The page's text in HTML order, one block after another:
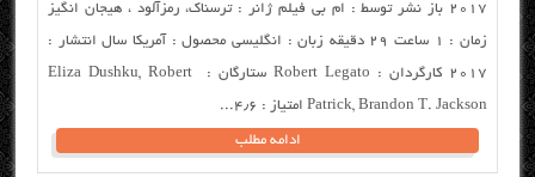
2017 باز نشر توسط : ام بی فیلم ژانر : ترسناک، رمزآلود ، هیجان انگیز
زمان : ۱ ساعت ۲۹ دقیقه زبان : انگلیسی محصول : آمریکا سال انتشار :
۲۰۱۷ کارگردان : Robert Legato ستارگان : Eliza Dushku, Robert
Patrick, Brandon T. Jackson امتیاز : ۴٫۶...
ادامه مطلب